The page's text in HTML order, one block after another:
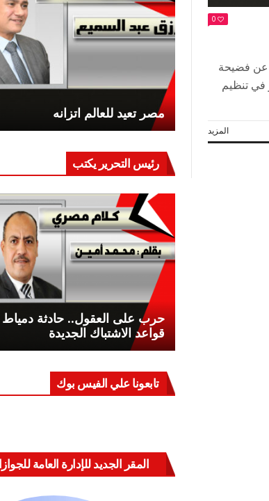
0
فضيحة
في تنظيم
المزيد
مصر تعيد للعالم اتزانه
رئيس التحرير يكتب
حرب على العقول.. حادثة
قواعد الاشتباك الجديدة
تابعونا علي الفيس بوك
المقر الجديد للإدارة العامة